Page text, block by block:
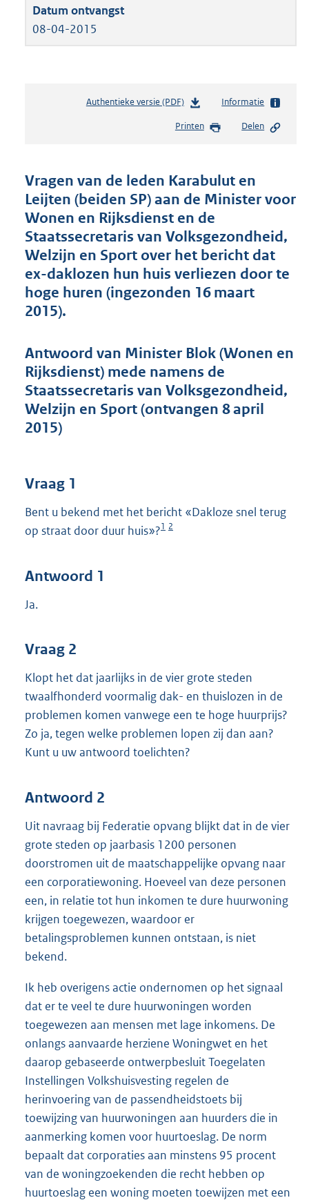
08-04-2015
Authentieke versie (PDF)b
s
d
s
g
r
o
t
t
6
b
Informatie
Printen Delen
Vragen van de leden Karabulut en
Leijten (beiden SP) aan de Minister voor
Wonen en Rijksdienst en de
Staatssecretaris van Volksgezondheid,
Welzijn en Sport over het bericht dat
ex-daklozen hun huis verliezen door te
hoge huren (ingezonden 16 maart
2015).
Antwoord van Minister Blok (Wonen en
Rijksdienst) mede namens de
Staatssecretaris van Volksgezondheid,
Welzijn en Sport (ontvangen 8 april
2015)
Vraag 1
Bent u bekend met het bericht «Dakloze snel terug
op straat door duur huis»?1 2
Antwoord 1
Ja.
Vraag 2
Klopt het dat jaarlijks in de vier grote steden
twaalfhonderd voormalig dak- en thuislozen in de
problemen komen vanwege een te hoge huurprijs?
Zo ja, tegen welke problemen lopen zij dan aan?
Kunt u uw antwoord toelichten?
Antwoord 2
Uit navraag bij Federatie opvang blijkt dat in de vier
grote steden op jaarbasis 1200 personen
doorstromen uit de maatschappelijke opvang naar
een corporatiewoning. Hoeveel van deze personen
een, in relatie tot hun inkomen te dure huurwoning
krijgen toegewezen, waardoor er
betalingsproblemen kunnen ontstaan, is niet
bekend.
Ik heb overigens actie ondernomen op het signaal
dat er te veel te dure huurwoningen worden
toegewezen aan mensen met lage inkomens. De
onlangs aanvaarde herziene Woningwet en het
daarop gebaseerde ontwerpbesluit Toegelaten
Instellingen Volkshuisvesting regelen de
herinvoering van de passendheidstoets bij
toewijzing van huurwoningen aan huurders die in
aanmerking komen voor huurtoeslag. De norm
bepaalt dat corporaties aan minstens 95 procent
van de woningzoekenden die recht hebben op
huurtoeslag een woning moeten toewijzen met een